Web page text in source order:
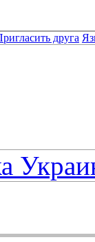
друга